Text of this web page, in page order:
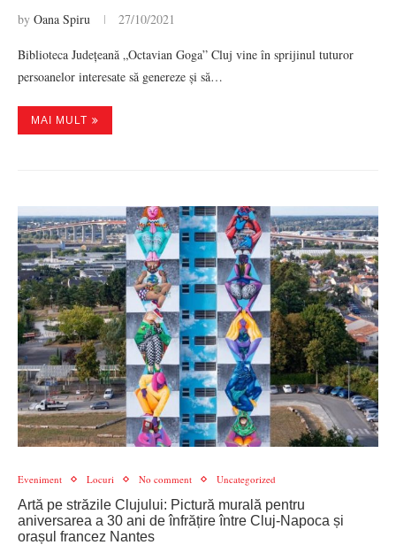
by Oana Spiru 27/10/2021
Biblioteca Județeană „Octavian Goga” Cluj vine în sprijinul tuturor
persoanelor interesate să genereze și să…
MAI MULT
Eveniment Locuri No comment Uncategorized
Artă pe străzile Clujului: Pictură murală pentru
aniversarea a 30 ani de înfrățire între Cluj-Napoca și
orașul francez Nantes